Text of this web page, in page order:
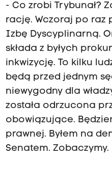
- Co zrobi Trybunał?
rację. Wczoraj po raz
Izbę Dyscyplinarną.
składa z byłych
inkwizycję. To kilku
będą przed jednym
niewygodny dla
została odrzucona
obowiązujące.
prawnej. Byłem na
Senatem. Zobaczymy.